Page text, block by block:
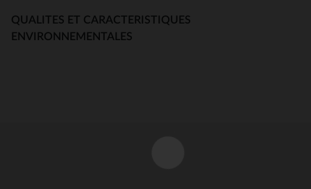
QUALITES ET CARACTERISTIQUES
ENVIRONNEMENTALES